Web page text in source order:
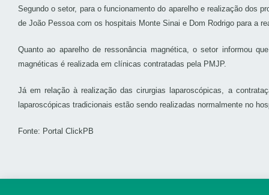
Segundo o setor, para o funcionamento do aparelho e realização dos
de João Pessoa com os hospitais Monte Sinai e Dom Rodrigo para a
Quanto ao aparelho de ressonância magnética, o setor informou
magnéticas é realizada em clínicas contratadas pela PMJP.
Já em relação à realização das cirurgias laparoscópicas, a
laparoscópicas tradicionais estão sendo realizadas normalmente no
Fonte: Portal ClickPB